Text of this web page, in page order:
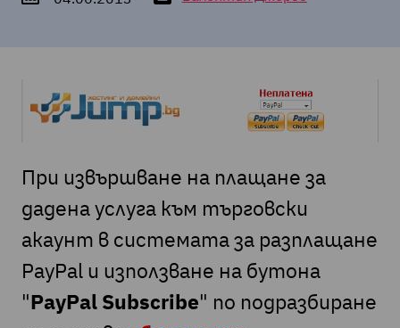
При извършване на плащане за
дадена услуга към търговски
акаунт в системата за разплащане
PayPal и използване на бутона
"PayPal Subscribe" по подразбиране